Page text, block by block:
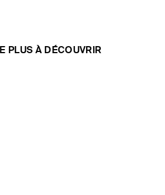
PLUS À DÉCOUVRIR